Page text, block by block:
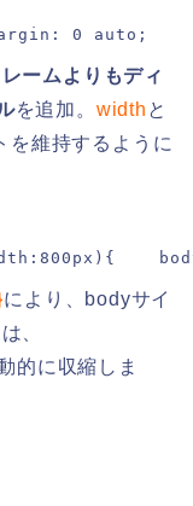
margin: 0
ームよりもディ
を追加。 width と
を維持するように
により、bodyサイ
、
的に収縮しま